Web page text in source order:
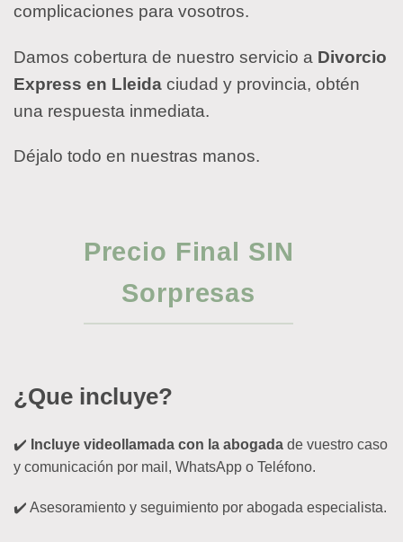
complicaciones para vosotros.
Damos cobertura de nuestro servicio a Divorcio
Express en Lleida ciudad y provincia, obtén
una respuesta inmediata.
Déjalo todo en nuestras manos.
Precio Final SIN
Sorpresas
¿Que incluye?
✔️ Incluye videollamada con la abogada de vuestro caso
y comunicación por mail, WhatsApp o Teléfono.
✔️ Asesoramiento y seguimiento por abogada especialista.